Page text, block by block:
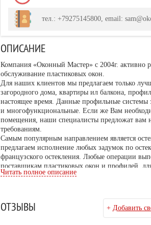
тел.: +79275145800, email:
ОПИСАНИЕ
Компания «Оконный Мастер» с 2004г. активно
обслуживание пластиковых окон.
Для наших клиентов мы предлагаем только
загородного дома, квартиры ил балкона,
настоящее время. Данные профильные системы
и многофункциональные. Если же Вам
помещения, наши специалисты предложат вам
требованиям.
Самым популярным направлением является
предлагаем исполнение любых задумок по
французского остекления. Любые операции
поставщикам пластиковых окон и профилей,
системы или распашные профильные системы,
или теплый балкон, установка внутренних
даем гарантию на качественное воплощение
Выбирая нашу компанию, Вам не нужно искать
остеклению, мы выполним все
Читать полное описание
ОТЗЫВЫ + Добавить